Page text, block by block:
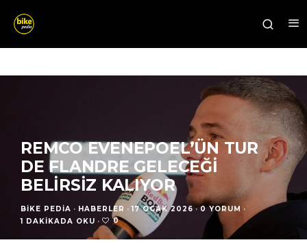
REMCO EVENEPOEL’ÜN TUR
DE FLANDRE GELECEĞI
BELIRSIZ KALIYOR
BIKE PEDIA · HABERLER · 17 OCAK 2026 · 0 YORUM ·
1 DAKIKADA OKU · 0